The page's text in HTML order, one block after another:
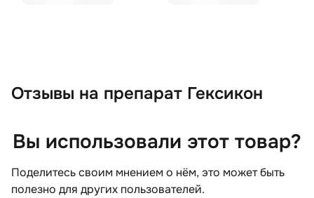
Отзывы на препарат Гексикон
Вы использовали этот товар?
Поделитесь своим мнением о нём, это может быть
полезно для других пользователей.